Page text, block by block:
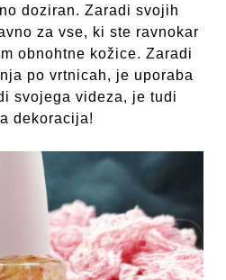
doziran. Zaradi svojih
za vse, ki ste ravnokar
obnohtne kožice. Zaradi
po vrtnicah, je uporaba
svojega videza, je tudi
dekoracija!